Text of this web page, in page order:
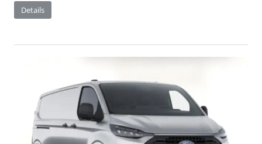
Details